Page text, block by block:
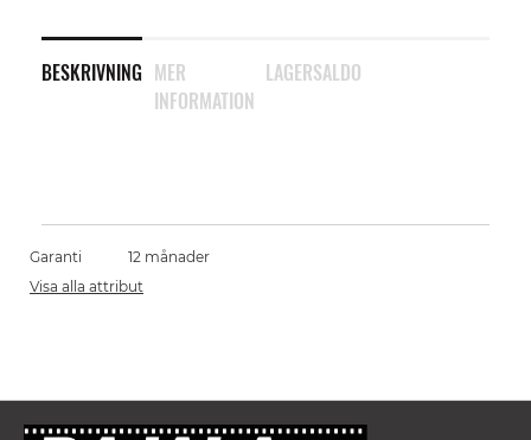
BESKRIVNING MER
INFORMATION
LAGERSALDO
Garanti
12 månader
Visa alla attribut